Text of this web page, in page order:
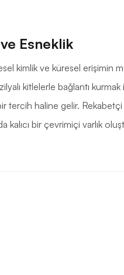
Esneklik
kimlik ve küresel erişimin
kitlelerle bağlantı
tercih haline gelir.
kalıcı bir çevrimiçi varlık